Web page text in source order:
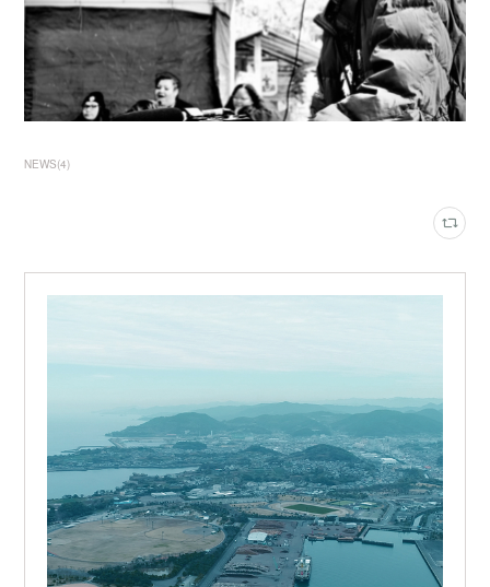
NEWS(4)